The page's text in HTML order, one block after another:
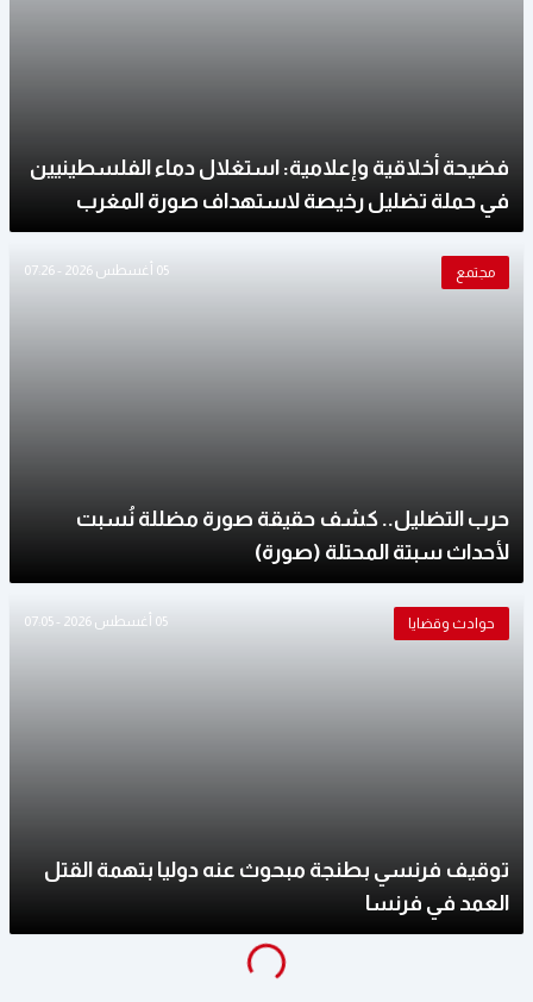
فضيحة أخلاقية وإعلامية: استغلال دماء الفلسطينيين
في حملة تضليل رخيصة لاستهداف صورة المغرب
مجتمع 05 أغسطس 2026 - 07:26
حرب التضليل.. كشف حقيقة صورة مضللة نُسبت
لأحداث سبتة المحتلة (صورة)
حوادث وقضايا 05 أغسطس 2026 - 07:05
توقيف فرنسي بطنجة مبحوث عنه دوليا بتهمة القتل
العمد في فرنسا
g
...